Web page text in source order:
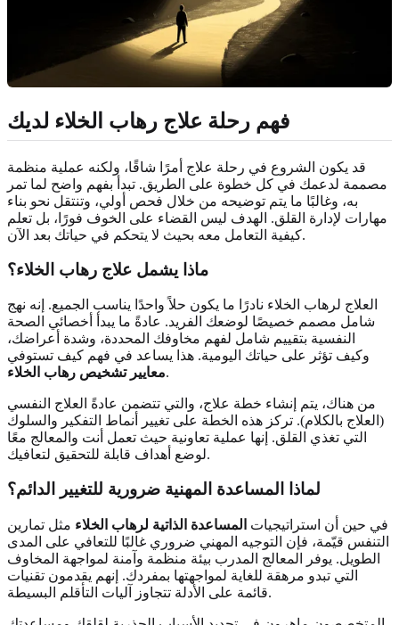
فهم رحلة علاج رهاب الخلاء لديك
قد يكون الشروع في رحلة علاج أمرًا شاقًا، ولكنه عملية منظمة
مصممة لدعمك في كل خطوة على الطريق. تبدأ بفهم واضح لما تمر
به، وغالبًا ما يتم توضيحه من خلال فحص أولي، وتنتقل نحو بناء
مهارات لإدارة القلق. الهدف ليس القضاء على الخوف فورًا، بل تعلم
كيفية التعامل معه بحيث لا يتحكم في حياتك بعد الآن.
ماذا يشمل علاج رهاب الخلاء؟
العلاج لرهاب الخلاء نادرًا ما يكون حلاً واحدًا يناسب الجميع. إنه نهج
شامل مصمم خصيصًا لوضعك الفريد. عادةً ما يبدأ أخصائي الصحة
النفسية بتقييم شامل لفهم مخاوفك المحددة، وشدة أعراضك،
وكيف تؤثر على حياتك اليومية. هذا يساعد في فهم كيف تستوفي
معايير تشخيص رهاب الخلاء.
من هناك، يتم إنشاء خطة علاج، والتي تتضمن عادةً العلاج النفسي
(العلاج بالكلام). تركز هذه الخطة على تغيير أنماط التفكير والسلوك
التي تغذي القلق. إنها عملية تعاونية حيث تعمل أنت والمعالج معًا
لوضع أهداف قابلة للتحقيق لتعافيك.
لماذا المساعدة المهنية ضرورية للتغيير الدائم؟
في حين أن استراتيجيات المساعدة الذاتية لرهاب الخلاء مثل تمارين
التنفس قيّمة، فإن التوجيه المهني ضروري غالبًا للتعافي على المدى
الطويل. يوفر المعالج المدرب بيئة منظمة وآمنة لمواجهة المخاوف
التي تبدو مرهقة للغاية لمواجهتها بمفردك. إنهم يقدمون تقنيات
قائمة على الأدلة تتجاوز آليات التأقلم البسيطة.